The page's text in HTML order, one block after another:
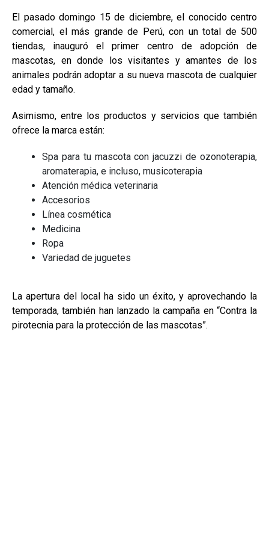
El pasado domingo 15 de diciembre, el conocido centro
comercial, el más grande de Perú, con un total de 500
tiendas, inauguró el primer centro de adopción de
mascotas, en donde los visitantes y amantes de los
animales podrán adoptar a su nueva mascota de cualquier
edad y tamaño.
Asimismo, entre los productos y servicios que también
ofrece la marca están:
Spa para tu mascota con jacuzzi de ozonoterapia,
aromaterapia, e incluso, musicoterapia
Atención médica veterinaria
Accesorios
Línea cosmética
Medicina
Ropa
Variedad de juguetes
La apertura del local ha sido un éxito, y aprovechando la
temporada, también han lanzado la campaña en “Contra la
pirotecnia para la protección de las mascotas”.